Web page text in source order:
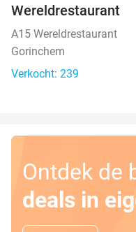
Wereldrestaurant
A15 Wereldrestaurant
Gorinchem
Verkocht: 239
Ontdek de
deals in